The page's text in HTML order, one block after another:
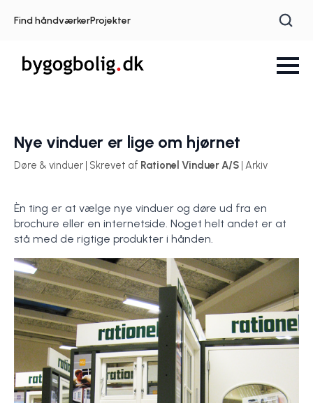
Find håndværkerProjekter
Nye vinduer er lige om hjørnet
Døre & vinduer | Skrevet af Rationel Vinduer A/S | Arkiv
Èn ting er at vælge nye vinduer og døre ud fra en
brochure eller en internetside. Noget helt andet er at
stå med de rigtige produkter i hånden.